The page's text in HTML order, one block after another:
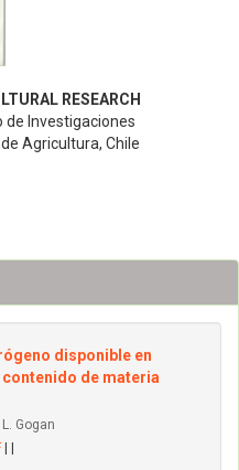
RESEARCH
de Investigaciones
Agricultura, Chile
disponible en
de materia
Gogan